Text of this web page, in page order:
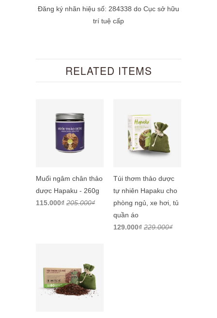
Đăng ký nhãn hiệu số: 284338 do Cục sở hữu
trí tuệ cấp
RELATED ITEMS
Muối ngâm chân thảo
dược Hapaku - 260g
115.000₫ 205.000₫
Túi thơm thảo dược
tự nhiên Hapaku cho
phòng ngủ, xe hơi, tủ
quần áo
129.000₫ 229.000₫